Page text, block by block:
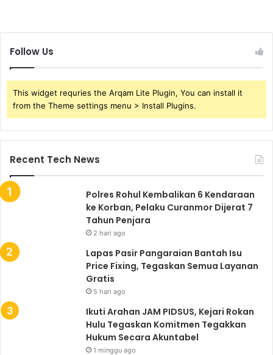
Follow Us
This widget requries the Arqam Lite Plugin, You can install it
from the Theme settings menu > Install Plugins.
Recent Tech News
Polres Rohul Kembalikan 6 Kendaraan
ke Korban, Pelaku Curanmor Dijerat 7
Tahun Penjara
2 hari ago
Lapas Pasir Pangaraian Bantah Isu
Price Fixing, Tegaskan Semua Layanan
Gratis
5 hari ago
Ikuti Arahan JAM PIDSUS, Kejari Rokan
Hulu Tegaskan Komitmen Tegakkan
Hukum Secara Akuntabel
1 minggu ago